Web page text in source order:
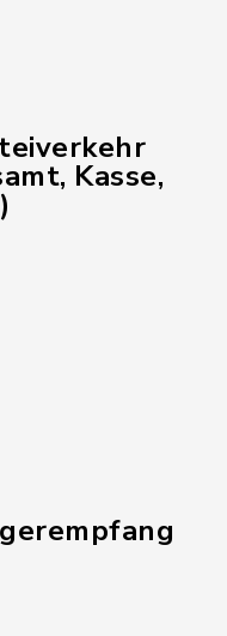
Kasse,